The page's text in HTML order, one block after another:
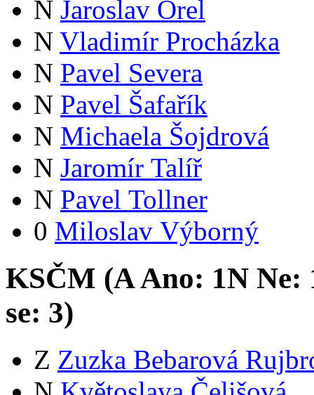
N Jaroslav Orel
N Vladimír Procházka
N Pavel Severa
N Pavel Šafařík
N Michaela Šojdrová
N Jaromír Talíř
N Pavel Tollner
0 Miloslav Výborný
KSČM (AAno: 1N Ne:
se: 3)
Z Zuzka Bebarová